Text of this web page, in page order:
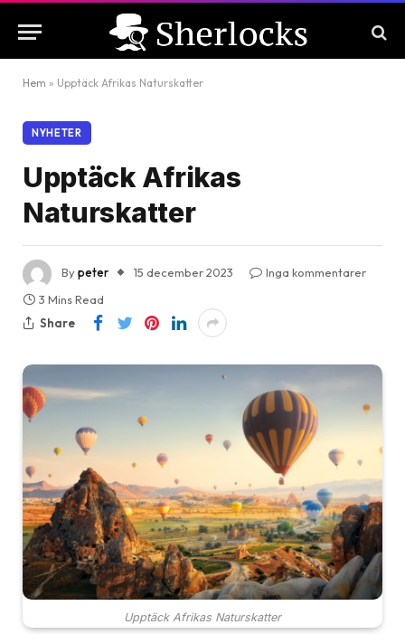
Hem » Upptäck Afrikas Naturskatter
NYHETER
Upptäck Afrikas
Naturskatter
Bypeter 15 december 2023
Inga kommentarer
3 Mins Read
Share
Upptäck Afrikas Naturskatter